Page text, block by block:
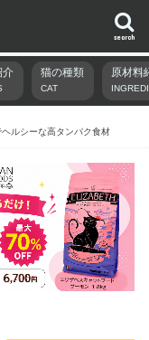
search
介 猫の種類
CAT
原材料
ルシーな高タンパク食材